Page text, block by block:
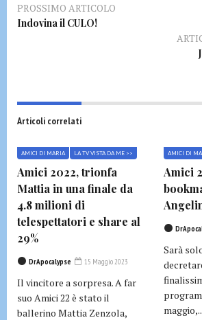
PROSSIMO ARTICOLO
Indovina il CULO!
Articoli correlati
AMICI DI MARIA LA TV VISTA DA ME >>
Amici 2022, trionfa
Mattia in una finale da
4.8 milioni di
telespettatori e share al
29%
DrApocalypse 15 Maggio 2023
Il vincitore a sorpresa. A far
suo Amici 22 è stato il
ballerino Mattia Zenzola,
AMICI DI
Amici
Sarà